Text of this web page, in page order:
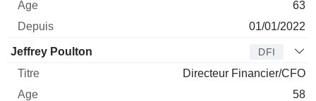
63
01/01/2022
Jeffrey Poulton DFI
Directeur Financier/CFO
58